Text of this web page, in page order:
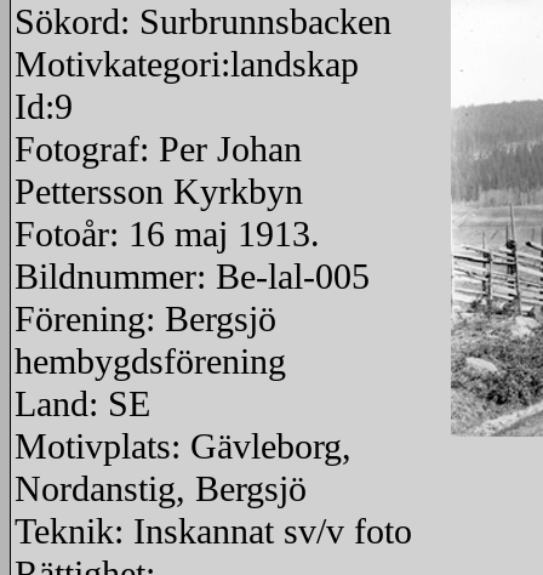
Sökord: Surbrunnsbacken
Motivkategori:landskap
Id:9
Fotograf: Per Johan
Pettersson Kyrkbyn
Fotoår: 16 maj 1913.
Bildnummer: Be-lal-005
Förening: Bergsjö
hembygdsförening
Land: SE
Motivplats: Gävleborg,
Nordanstig, Bergsjö
Teknik: Inskannat sv/v foto